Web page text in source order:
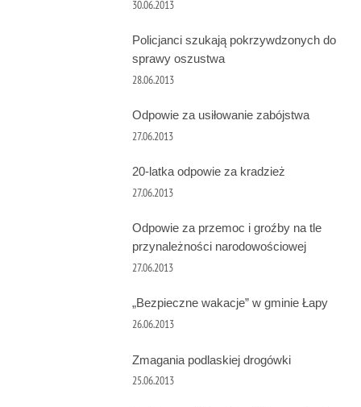
30.06.2013
Policjanci szukają pokrzywdzonych do
sprawy oszustwa
28.06.2013
Odpowie za usiłowanie zabójstwa
27.06.2013
20-latka odpowie za kradzież
27.06.2013
Odpowie za przemoc i groźby na tle
przynależności narodowościowej
27.06.2013
„Bezpieczne wakacje” w gminie Łapy
26.06.2013
Zmagania podlaskiej drogówki
25.06.2013